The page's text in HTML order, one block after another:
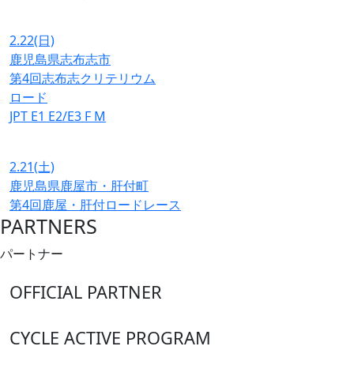
2.22(日)
鹿児島県志布志市
第4回志布志クリテリウム
ロード
JPT E1 E2/E3 F M
2.21(土)
鹿児島県鹿屋市・肝付町
第4回鹿屋・肝付ロードレース
PARTNERS
パートナー
OFFICIAL PARTNER
CYCLE ACTIVE PROGRAM